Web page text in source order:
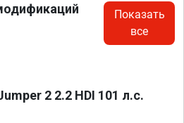
Показать
все
2 2.2 HDI 101 л.с.